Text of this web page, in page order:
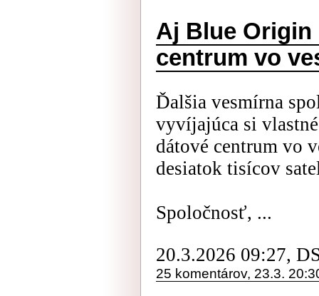
Aj Blue
centrum vo
Ďalšia vesmírna
vyvíjajúca si
dátové centrum vo
desiatok tisícov
Spoločnosť, ...
20.3.2026 09:27,
25 komentárov, 23.3.